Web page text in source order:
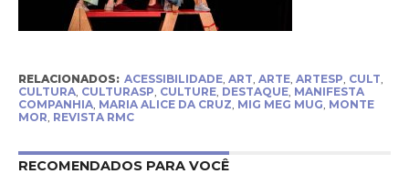
RELACIONADOS: ACESSIBILIDADE, ART ARTE, ARTESP CULT
CULTURA, CULTURASP CULTURE, DESTAQUE, MANIFESTA
COMPANHIA, MARIA ALICE DA CRUZ MIG MEG MUG MONTE
MOR REVISTA RMC
RECOMENDADOS PARA VOCÊ